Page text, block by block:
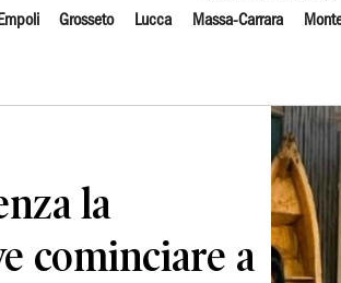
Empoli Grosseto Lucca Massa-Carrara
la
cominciare a